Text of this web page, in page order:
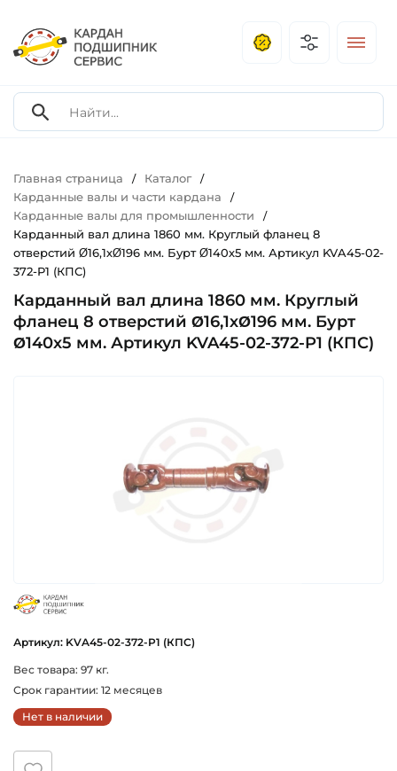
Главная страница / Каталог /
Карданные валы и части кардана /
Карданные валы для промышленности /
Карданный вал длина 1860 мм. Круглый фланец 8
отверстий Ø16,1хØ196 мм. Бурт Ø140х5 мм. Артикул KVA45-02-
372-P1 (КПС)
Карданный вал длина 1860 мм. Круглый
фланец 8 отверстий Ø16,1хØ196 мм. Бурт
Ø140х5 мм. Артикул KVA45-02-372-P1 (КПС)
Артикул: KVA45-02-372-P1 (КПС)
Вес товара: 97 кг.
Срок гарантии: 12 месяцев
Нет в наличии